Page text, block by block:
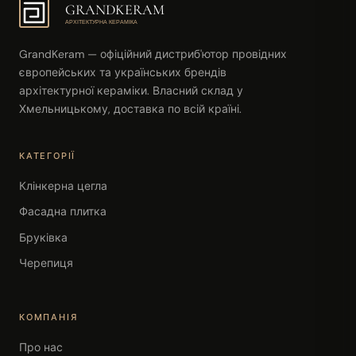
GRANDKERAM
АРХІТЕКТУРНА КЕРАМІКА
GrandKeram — офіційний дистриб'ютор провідних
європейських та українських брендів
архітектурної кераміки. Власний склад у
Хмельницькому, доставка по всій країні.
КАТЕГОРІЇ
Клінкерна цегла
Фасадна плитка
Бруківка
Черепиця
КОМПАНІЯ
Про нас